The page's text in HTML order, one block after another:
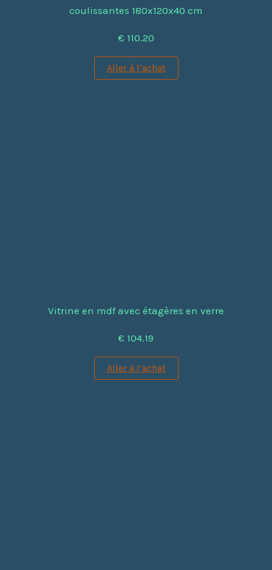
coulissantes 180x120x40 cm
€ 110.20
Aller à l’achat
Vitrine en mdf avec étagères en verre
€ 104.19
Aller à l’achat